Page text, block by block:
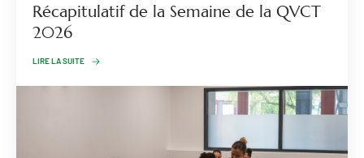
Récapitulatif de la Semaine de la QVCT
2026
LIRE LA SUITE